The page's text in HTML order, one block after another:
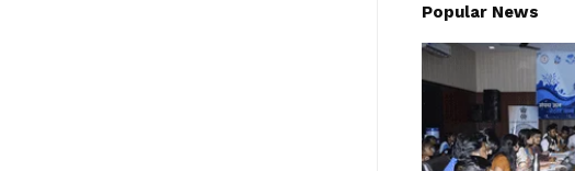
Popular News